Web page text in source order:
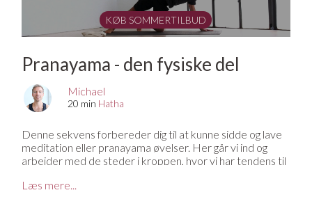
KØB SOMMERTILBUD
Pranayama - den fysiske del
Michael
20 min Hatha
Denne sekvens forbereder dig til at kunne sidde og lave
meditation eller pranayama øvelser. Her går vi ind og
arbejder med de steder i kroppen, hvor vi har tendens til
Læs mere...